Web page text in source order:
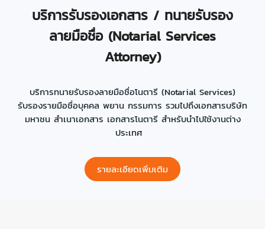
บริการรับรองเอกสาร / ทนายรับรอง
ลายมือชื่อ (Notarial Services
Attorney)
บริการทนายรับรองลายมือชื่อโนตารี (Notarial Services)
รับรองรายมือชื่อบุคคล พยาน กรรมการ รวมไปถึงเอกสารบริษัท
มหาชน สำเนาเอกสาร เอกสารโนตารี สำหรับนำไปใช้งานต่าง
ประเทศ
รายละเอียดเพิ่มเติม